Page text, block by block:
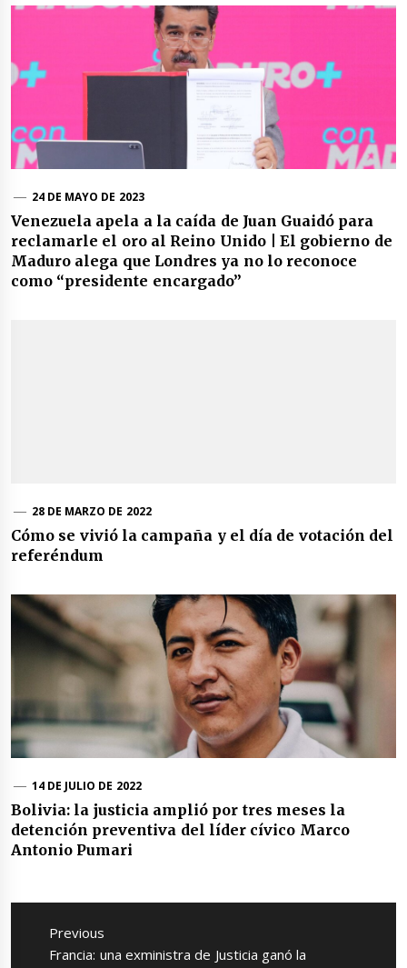
24 DE MAYO DE 2023
Venezuela apela a la caída de Juan Guaidó para
reclamarle el oro al Reino Unido | El gobierno de
Maduro alega que Londres ya no lo reconoce
como “presidente encargado”
28 DE MARZO DE 2022
Cómo se vivió la campaña y el día de votación del
referéndum
14 DE JULIO DE 2022
Bolivia: la justicia amplió por tres meses la
detención preventiva del líder cívico Marco
Antonio Pumari
Navegación
entradas
Previous
Previous
Francia: una exministra de Justicia ganó la